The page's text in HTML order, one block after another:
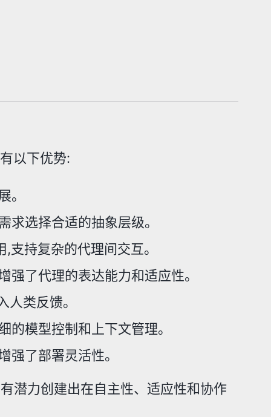
以下优势:
。
选择合适的抽象层级。
持复杂的代理间交互。
了代理的表达能力和适应性。
类反馈。
模型控制和上下文管理。
强了部署灵活性。
潜力创建出在自主性、适应性和协作